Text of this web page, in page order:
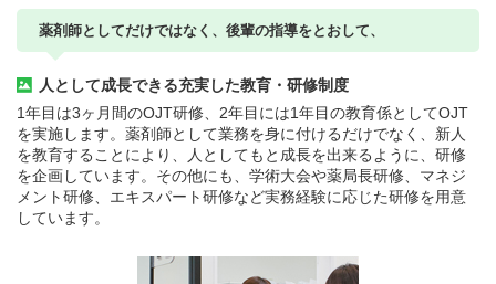
薬剤師としてだけではなく、後輩の指導をとおして、
人として成長できる充実した教育・研修制度
1年目は3ヶ月間のOJT研修、2年目には1年目の教育係としてOJT
を実施します。薬剤師として業務を身に付けるだけでなく、新人
を教育することにより、人としてもと成長を出来るように、研修
を企画しています。その他にも、学術大会や薬局長研修、マネジ
メント研修、エキスパート研修など実務経験に応じた研修を用意
しています。